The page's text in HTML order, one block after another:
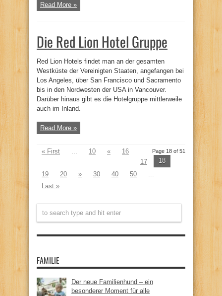
Read More »
Die Red Lion Hotel Gruppe
Red Lion Hotels findet man an der gesamten
Westküste der Vereinigten Staaten, angefangen bei
Los Angeles, über San Francisco und Sacramento
bis in den Nordwesten der USA in Vancouver.
Darüber hinaus gibt es die Hotelgruppe mittlerweile
auch im Inland.
Read More »
Page 18 of 51
« First 10 «
16
17
18
19
20 » 30 40 50
Last »
FAMILIE
Der neue Familienhund – ein
besonderer Moment für alle